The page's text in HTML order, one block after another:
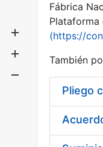
Fábrica
(https://
También
Pliego